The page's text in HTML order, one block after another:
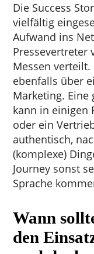
Die Success
vielfältig
Aufwand ins
Pressevertreter
Messen
ebenfalls über
Marketing. Eine
kann in einigen
oder ein
authentisch,
(komplexe)
Journey sonst
Sprache
Wann
den